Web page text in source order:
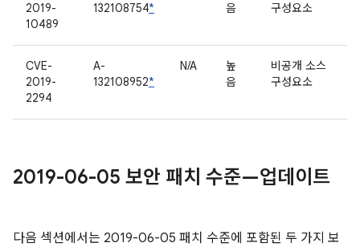
2019-
10489
132108754*
음
구성요소
CVE-
2019-
2294
A-
132108952*
N/A
높
음
비공개 소스
구성요소
2019-06-05 보안 패치 수준—업데이트
다음 섹션에서는 2019-06-05 패치 수준에 포함된 두 가지 보